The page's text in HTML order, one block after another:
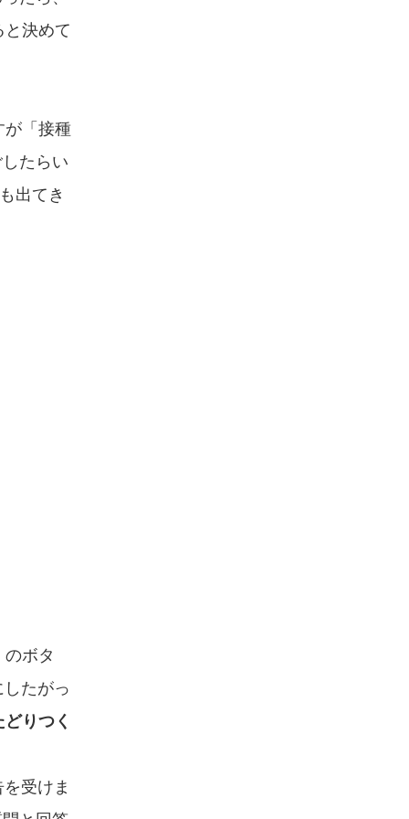
と決めて
が「接種
たらい
出てき
のボタ
たがっ
りつく
受けま